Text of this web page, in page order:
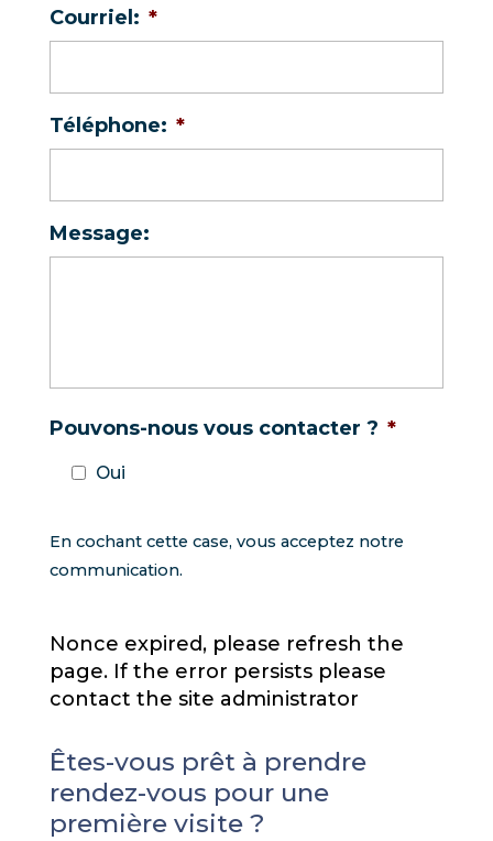
Courriel: *
Téléphone: *
Message:
Pouvons-nous vous contacter ? *
Oui
En cochant cette case, vous acceptez notre
communication.
Nonce expired, please refresh the
page. If the error persists please
contact the site administrator
Êtes-vous prêt à prendre
rendez-vous pour une
première visite ?